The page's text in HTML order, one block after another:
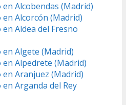
en Alcobendas (Madrid)
en Alcorcón (Madrid)
Aldea del Fresno
en Algete (Madrid)
en Alpedrete (Madrid)
en Aranjuez (Madrid)
Arganda del Rey